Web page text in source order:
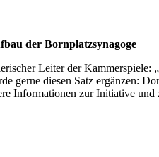
der Bornplatzsynagoge
Leiter der Kammerspiele:
gerne diesen Satz ergänzen:
Informationen zur Initiative